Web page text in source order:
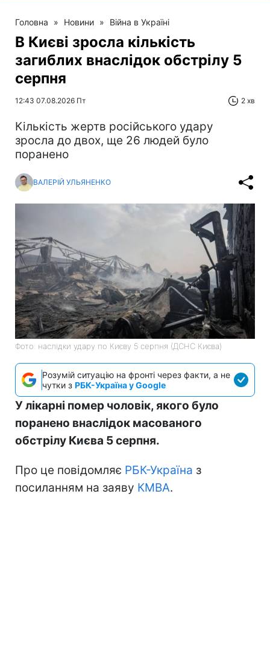
Головна » Новини » Війна в Україні
В Києві зросла кількість
загиблих внаслідок обстрілу 5
серпня
12:43 07.08.2026 Пт 2 хв
Кількість жертв російського удару
зросла до двох, ще 26 людей було
поранено
ВАЛЕРІЙ УЛЬЯНЕНКО
Фото: наслідки удару по Києву 5 серпня (ДСНС Києва)
Розумій ситуацію на фронті через факти, а не
чутки з РБК-Україна у Google
У лікарні помер чоловік, якого було
поранено внаслідок масованого
обстрілу Києва 5 серпня.
Про це повідомляє РБК-Україна з
посиланням на заяву КМВА.